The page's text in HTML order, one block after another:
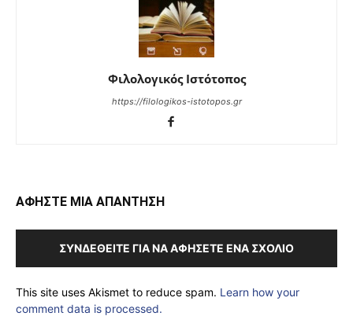
Φιλολογικός Ιστότοπος
https://filologikos-istotopos.gr
ΑΦΗΣΤΕ ΜΙΑ ΑΠΑΝΤΗΣΗ
ΣΥΝΔΕΘΕΊΤΕ ΓΙΑ ΝΑ ΑΦΉΣΕΤΕ ΈΝΑ ΣΧΌΛΙΟ
This site uses Akismet to reduce spam. Learn how your
comment data is processed.